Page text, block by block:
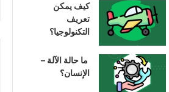
كيف يمكن
تعريف
التكنولوجيا؟
ما حالة الآلة –
الإنسان؟